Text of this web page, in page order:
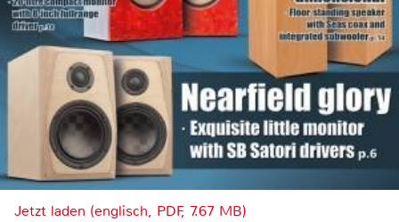
Jetzt laden (englisch, PDF, 7.67 MB)